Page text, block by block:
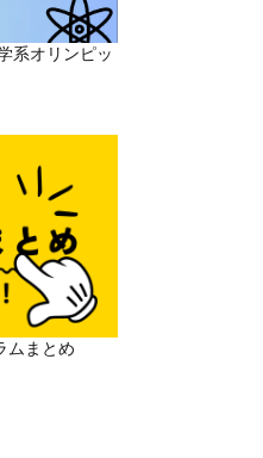
系オリンピッ
ムまとめ